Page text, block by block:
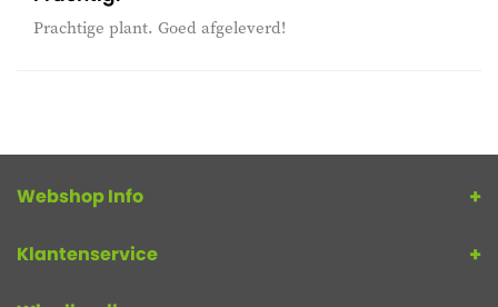
Prachtige plant. Goed afgeleverd!
Webshop Info
Klantenservice